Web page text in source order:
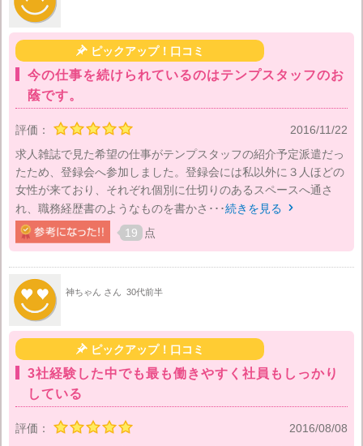
ピックアップ！口コミ
今の仕事を続けられているのはテンプスタッフのお
蔭です。
評価：
2016/11/22
求人雑誌で見た希望の仕事がテンプスタッフの紹介予定派遣だっ
たため、登録会へ参加しました。登録会には私以外に３人ほどの
女性が来ており、それぞれ個別に仕切りのあるスペースへ通さ
れ、職務経歴書のようなものを書かさ･･･続きを見る 
19 点
神ちゃん さん 30代前半
ピックアップ！口コミ
3社経験した中でも最も働きやすく社員もしっかり
している
評価：
2016/08/08